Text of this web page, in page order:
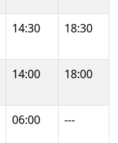
14:30 18:30
14:00 18:00
06:00 ---